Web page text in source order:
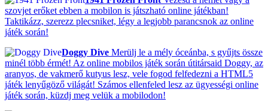
szovjet erőket ebben a mobilon is játszható online játékban!
Taktikázz, szerezz plecsniket, légy a legjobb parancsnok az online
játék során!
Doggy Dive Merülj le a mély óceánba, s gyűjts össze
minél több érmét! Az online mobilos játék során útitársaid Doggy, az
aranyos, de vakmerő kutyus lesz, vele fogod felfedezni a HTML5
játék lenyűgöző világát! Számos ellenfeled lesz az ügyességi online
játék során, küzdj meg velük a mobilodon!